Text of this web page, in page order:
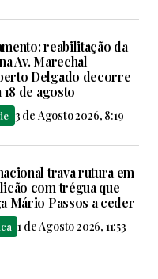
reabilitação da
Av. Marechal
Delgado decorre
18 de agosto
3 de Agosto 2026, 8:19
trava rutura em
com trégua que
Mário Passos a ceder
1 de Agosto 2026, 11:53